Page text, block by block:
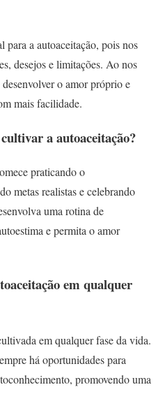
para a autoaceitação, pois nos
desejos e limitações. Ao nos
o amor próprio e
mais facilidade.
a autoaceitação?
praticando o
metas realistas e celebrando
uma rotina de
e permita o amor
em qualquer
em qualquer fase da vida.
há oportunidades para
promovendo uma